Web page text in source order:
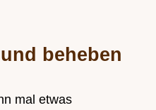
beheben
mal etwas